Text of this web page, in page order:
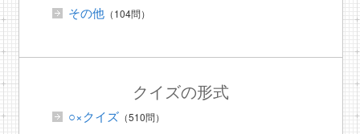
その他（104問）
クイズの形式
○×クイズ（510問）